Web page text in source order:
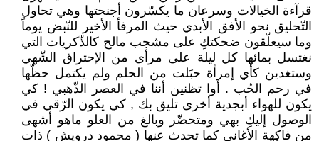
قرآءة الخيالات وسرعان ما يكسّرون أجنحتها وهي تحاول
التّحليق نحو الأفق الأبدي حيث المرفأ الأخير للنّبض يوماً
وما سيعلّقون ضحكتكِ على مشجب مالح كالذّكريات التي
نغتسل بمائها كل ليلة على مرأى من الإحتراق الشّهي
وستغدين كأي إمرأة حبَلت من الحلم ولم يكتمل حظّها
في رحم الحُب . أوا تظنين أننا في العصر الذّهبي ! كي
يكون للهواء أبجدية أخرى تليق بك , كي يكون الرّقي في
الوصول إليكِ بهي ومتحضّر وبالغ من العلو ماهو أشهى
من فاكهة الأغاني كما تحدث عنها ( محمود درويش ) ذات